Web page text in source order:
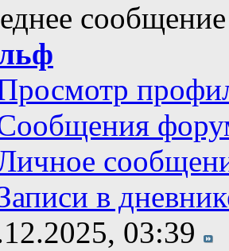
в
03:39